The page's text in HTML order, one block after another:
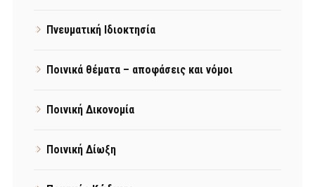
Πνευματική Ιδιοκτησία
Ποινικά θέματα – αποφάσεις και νόμοι
Ποινική Δικονομία
Ποινική Δίωξη